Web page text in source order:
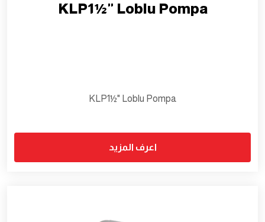
KLP1½" Loblu Pompa
KLP1½" Loblu Pompa
اعرف المزيد